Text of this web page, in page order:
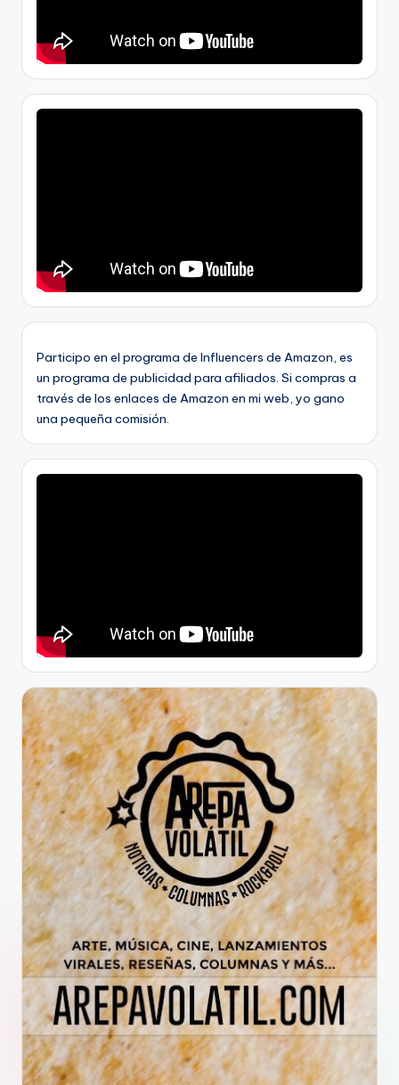
Participo en el programa de Influencers de Amazon, es
un programa de publicidad para afiliados. Si compras a
través de los enlaces de Amazon en mi web, yo gano
una pequeña comisión.